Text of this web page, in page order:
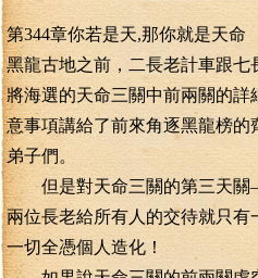
第344章你若是天,那你就是天
黑龍古地之前，二長老計車跟七
將海選的天命三關中前兩關的詳
意事項講給了前來角逐黑龍榜的
弟子們。
但是對天命三關的第三天關
兩位長老給所有人的交待就只
一切全憑個人造化！